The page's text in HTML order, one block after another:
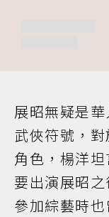
展昭無疑是
武俠符號，
角色，楊洋
要出演展昭
參加綜藝時